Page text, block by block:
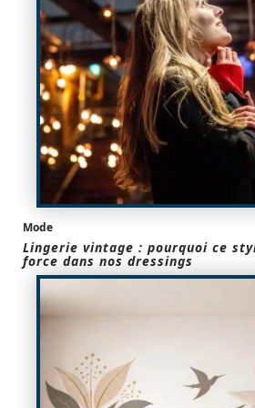
Mode
Lingerie vintage : pourquoi ce
force dans nos dressings